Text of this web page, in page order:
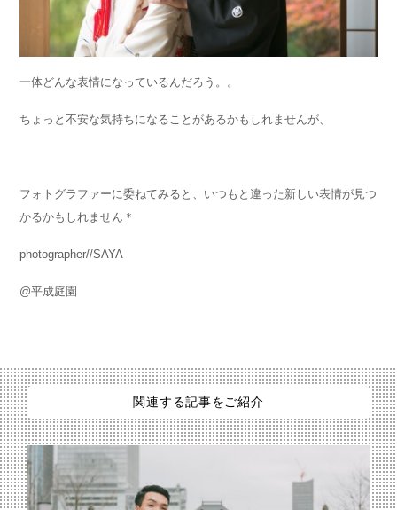
一体どんな表情になっているんだろう。。
ちょっと不安な気持ちになることがあるかもしれませんが、
フォトグラファーに委ねてみると、いつもと違った新しい表情が見つ
かるかもしれません＊
photographer//SAYA
@平成庭園
関連する記事をご紹介